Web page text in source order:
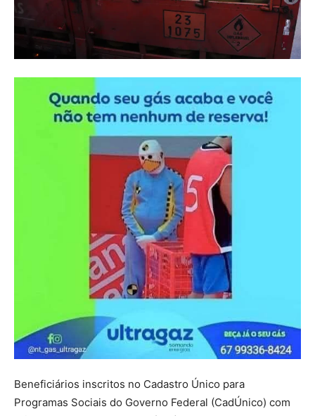
Beneficiários inscritos no Cadastro Único para
Programas Sociais do Governo Federal (CadÚnico) com